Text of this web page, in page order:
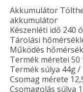
Akkumulátor
akkumulátor
Készenléti idő 240
Tárolási
Működés
Termék méretei 50
Termék súlya 44g /
Csomag mérete
Csomagolás súlya